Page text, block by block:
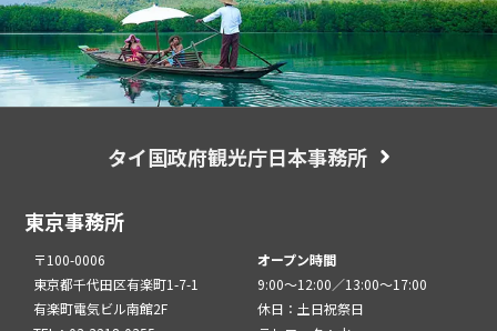
タイ国政府観光庁日本事務所
東京事務所
〒100-0006
東京都千代田区有楽町1-7-1
有楽町電気ビル南館2F
オープン時間
9:00～12:00／13:00～17:00
休日：土日祝祭日